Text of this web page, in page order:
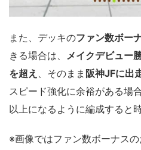
また、デッキのファン数ボー
きる場合は、 メイクデビュー
を超え 、そのまま 阪神JFに出
スピード強化に余裕がある場
以上になるように編成すると
※画像ではファン数ボーナス